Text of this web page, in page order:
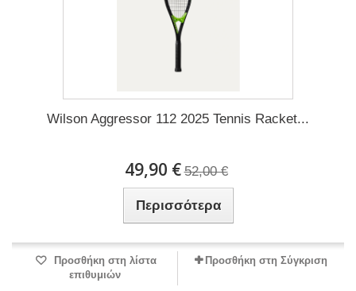
Wilson Aggressor 112 2025 Tennis Racket...
49,90 € 52,00 €
Περισσότερα
Προσθήκη στη λίστα
επιθυμιών
Προσθήκη στη Σύγκριση